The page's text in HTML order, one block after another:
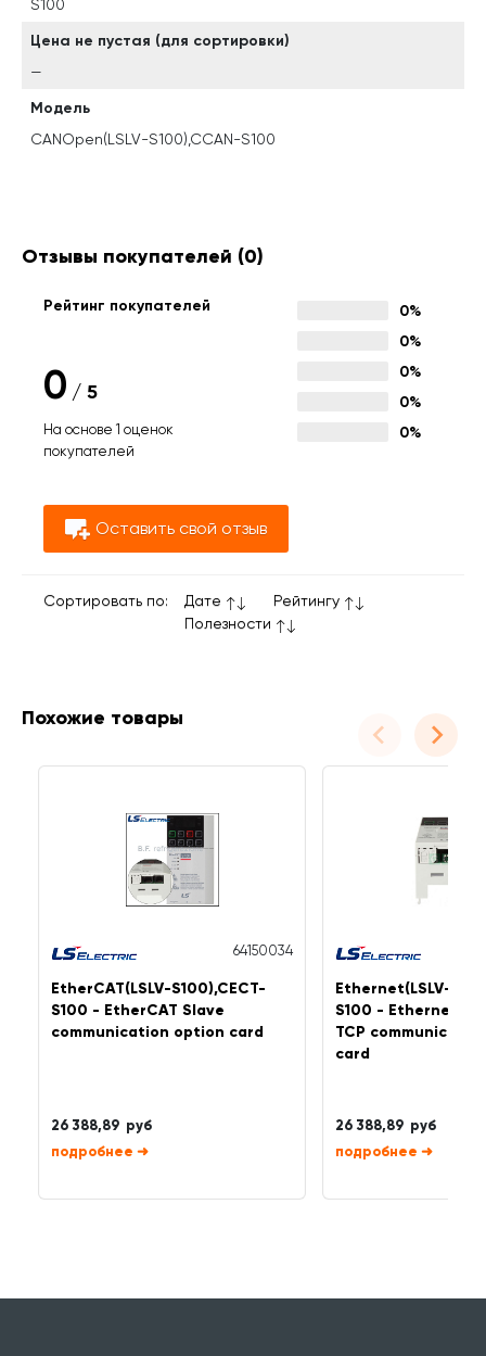
S100
Цена не пустая (для сортировки)
—
Модель
CANOpen(LSLV-S100),CCAN-S100
Отзывы покупателей (0)
Рейтинг покупателей
0 / 5
На основе 1 оценок
покупателей
0%
0%
0%
0%
0%
Оставить свой отзыв
Сортировать по: Дате
Рейтингу
Полезности
Похожие товары
64150034
EtherCAT(LSLV-S100),CECT-
S100 - EtherCAT Slave
communication option card
26 388,89 руб
➜
Ethernet(LSLV-
S100 - Ethernet/IP
TCP
card
26 388,89 руб
➜